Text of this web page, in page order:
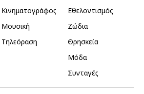
Κινηματογράφος
Μουσική
Τηλεόραση
Εθελοντισμός
Ζώδια
Θρησκεία
Μόδα
Συνταγές